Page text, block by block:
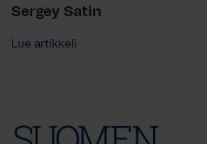
Sergey Satin
Lue artikkeli